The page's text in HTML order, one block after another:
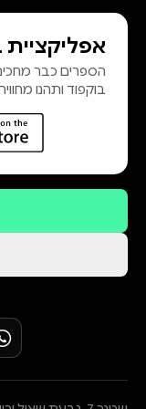
Times וה-USA Today.
אפליקציית
הספרים כבר
בוקפוד ותהנו